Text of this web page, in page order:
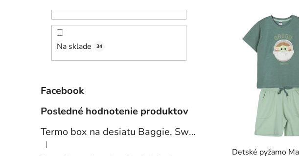
Na sklade 34
Facebook
Posledné hodnotenie produktov
Termo box na desiatu Baggie, Sweets
Hodnotenie produktu je 5 z 5 hviezdičiek.
|
Detské pyžamo